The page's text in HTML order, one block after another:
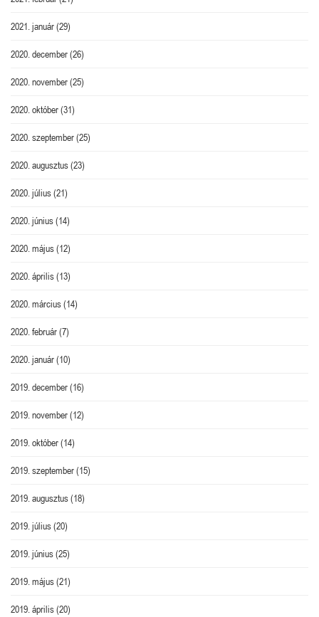
2021. január(29)
2020. december(26)
2020. november(25)
2020. október(31)
2020. szeptember(25)
2020. augusztus(23)
2020. július(21)
2020. június(14)
2020. május(12)
2020. április(13)
2020. március(14)
2020. február(7)
2020. január(10)
2019. december(16)
2019. november(12)
2019. október(14)
2019. szeptember(15)
2019. augusztus(18)
2019. július(20)
2019. június(25)
2019. május(21)
2019. április(20)